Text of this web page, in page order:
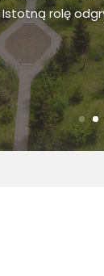
części
W
jest